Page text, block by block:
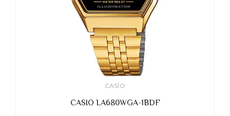
CASIO
CASIO LA680WGA-1BDF